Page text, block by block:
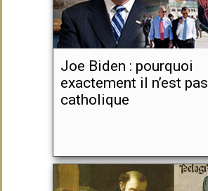
Joe Biden : pourquoi
exactement il n’est pas
catholique